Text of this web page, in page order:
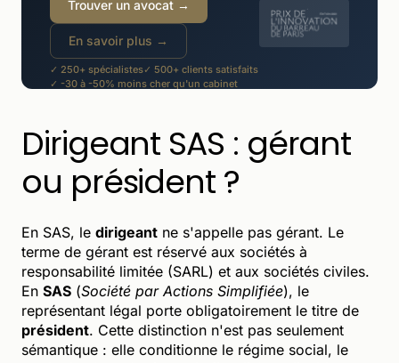
Trouver un avocat →
En savoir plus →
✓ 250+ spécialistes✓ 500+ clients satisfaits
✓ -30 à -50% moins cher qu'un cabinet
Dirigeant SAS : gérant
ou président ?
En SAS, le dirigeant ne s'appelle pas gérant. Le
terme de gérant est réservé aux sociétés à
responsabilité limitée (SARL) et aux sociétés civiles.
En SAS (Société par Actions Simplifiée), le
représentant légal porte obligatoirement le titre de
président. Cette distinction n'est pas seulement
sémantique : elle conditionne le régime social, le